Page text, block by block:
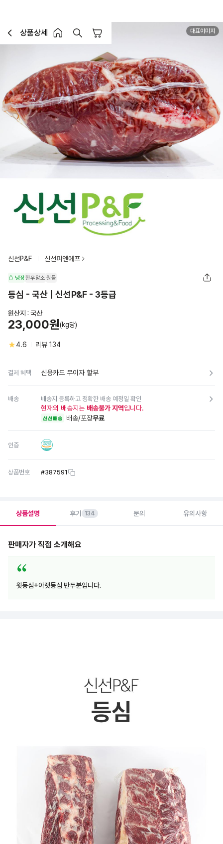
이전페이지로 이동
상품상세
홈 버튼홈 장바구니
대표이미지
신선P&F 신선피엔에프
냉장한우암소 원물
등심 - 국산 | 신선P&F - 3등급
원산지 : 국산
23,000원(kg당)
4.6 리뷰 134
결제 혜택 신용카드 무이자 할부
배송 배송지 등록하고 정확한 배송 예정일 확인
현재의 배송지는 배송불가 지역입니다.
신선배송 배송/포장무료
인증
상품번호 #387591
상품설명 후기 134 문의 유의사항
판매자가 직접 소개해요
윗등심+아랫등심 반두분입니다.